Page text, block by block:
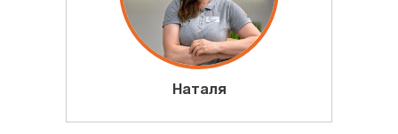
Наталя